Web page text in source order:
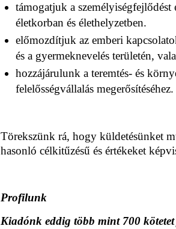
támogatjuk a személyiségfejlődést
életkorban és élethelyzetben.
előmozdítjuk az emberi
és a gyermeknevelés területén,
hozzájárulunk a teremtés- és
felelősségvállalás megerősítéséhez.
Törekszünk rá, hogy küldetésünket
hasonló célkitűzésű és értékeket
Profilunk
Kiadónk eddig több mint 700 kötetet